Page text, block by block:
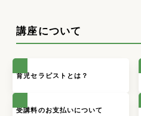
講座について
育児セラピストとは？
受講料のお支払いについて